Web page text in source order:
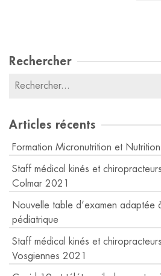
Rechercher
Résultats
Articles récents
Formation Micronutrition et
Staff médical kinés et
Colmar 2021
Nouvelle table d’examen adaptée
pédiatrique
Staff médical kinés et
Vosgiennes 2021